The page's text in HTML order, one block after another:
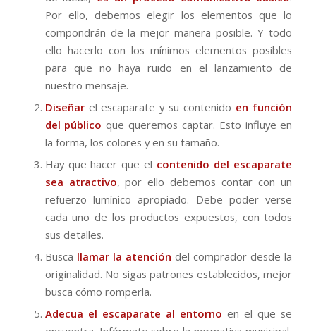
Por ello, debemos elegir los elementos que lo
compondrán de la mejor manera posible. Y todo
ello hacerlo con los mínimos elementos posibles
para que no haya ruido en el lanzamiento de
nuestro mensaje.
Diseñarel escaparate y su contenido en función
del público que queremos captar. Esto influye en
la forma, los colores y en su tamaño.
Hay que hacer que el contenido del escaparate
sea atractivo, por ello debemos contar con un
refuerzo lumínico apropiado. Debe poder verse
cada uno de los productos expuestos, con todos
sus detalles.
Busca llamar la atención del comprador desde la
originalidad. No sigas patrones establecidos, mejor
busca cómo romperla.
Adecua el escaparate al entorno en el que se